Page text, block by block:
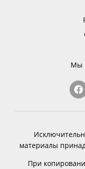
Мы
материалы
При